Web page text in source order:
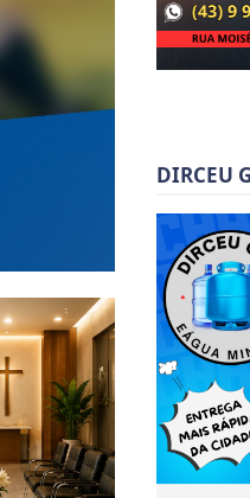
DIRCEU